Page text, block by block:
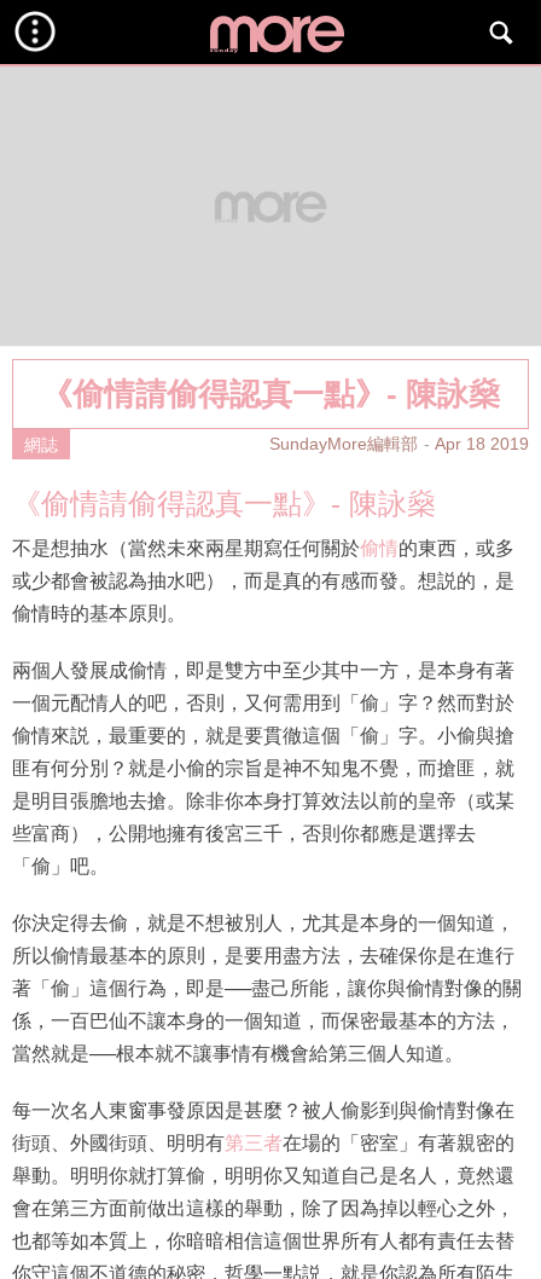
《偷情請偷得認真一點》- 陳詠燊
網誌 SundayMore編輯部 Apr 18 2019
《偷情請偷得認真一點》- 陳詠燊
不是想抽水（當然未來兩星期寫任何關於偷情的東西，或多
或少都會被認為抽水吧），而是真的有感而發。想説的，是
偷情時的基本原則。
兩個人發展成偷情，即是雙方中至少其中一方，是本身有著
一個元配情人的吧，否則，又何需用到「偷」字？然而對於
偷情來説，最重要的，就是要貫徹這個「偷」字。小偷與搶
匪有何分別？就是小偷的宗旨是神不知鬼不覺，而搶匪，就
是明目張膽地去搶。除非你本身打算效法以前的皇帝（或某
些富商），公開地擁有後宮三千，否則你都應是選擇去
「偷」吧。
你決定得去偷，就是不想被別人，尤其是本身的一個知道，
所以偷情最基本的原則，是要用盡方法，去確保你是在進行
著「偷」這個行為，即是──盡己所能，讓你與偷情對像的關
係，一百巴仙不讓本身的一個知道，而保密最基本的方法，
當然就是──根本就不讓事情有機會給第三個人知道。
每一次名人東窗事發原因是甚麼？被人偷影到與偷情對像在
街頭、外國街頭、明明有第三者在場的「密室」有著親密的
舉動。明明你就打算偷，明明你又知道自己是名人，竟然還
會在第三方面前做出這樣的舉動，除了因為掉以輕心之外，
也都等如本質上，你暗暗相信這個世界所有人都有責任去替
你守這個不道德的秘密，哲學一點説，就是你認為所有陌生